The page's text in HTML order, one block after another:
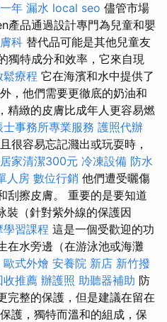
年 漏水 local seo 儘管市場
產品通過設計專門為兒童和嬰
科 替代品可能是其他兒童友
獨特成分和效率，它來自現
鬆療程 它在海濱和水中提供了
，他們需要更徹底的奶油和
精緻的皮膚比成年人更容易燃
士事務所專業服務 護照代辦
很容易忘記濺出或玩耍時，
居家清潔300元 冷凍設備 防水
人房 數位行銷 他們遭受曬傷
刮擦皮膚。 重要的是要知道
裝（針對紫外線的保護因
習課程 這是一個受歡迎的功
在水旁邊（在游泳池或海灘
歐式外燴 安養院 新店 新竹撥
收推薦 辦護照 助聽器補助 防
完整的保護，但是建議在留在
護，獨特而溫和的組成，保